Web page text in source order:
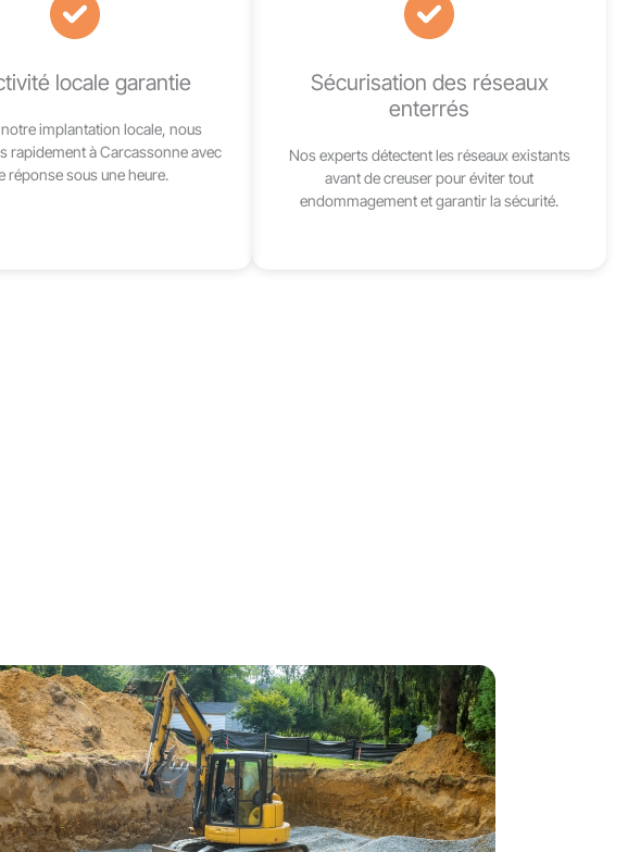
locale garantie
implantation locale, nous
rapidement à Carcassonne avec
réponse sous une heure.
Sécurisation des réseaux
enterrés
Nos experts détectent les réseaux existants
avant de creuser pour éviter tout
endommagement et garantir la sécurité.